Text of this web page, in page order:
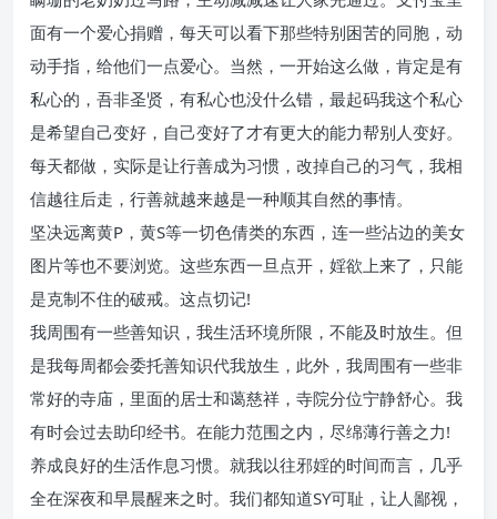
面有一个爱心捐赠，每天可以看下那些特别困苦的同胞，动
动手指，给他们一点爱心。当然，一开始这么做，肯定是有
私心的，吾非圣贤，有私心也没什么错，最起码我这个私心
是希望自己变好，自己变好了才有更大的能力帮别人变好。
每天都做，实际是让行善成为习惯，改掉自己的习气，我相
信越往后走，行善就越来越是一种顺其自然的事情。
坚决远离黄P，黄S等一切色倩类的东西，连一些沾边的美女
图片等也不要浏览。这些东西一旦点开，婬欲上来了，只能
是克制不住的破戒。这点切记!
我周围有一些善知识，我生活环境所限，不能及时放生。但
是我每周都会委托善知识代我放生，此外，我周围有一些非
常好的寺庙，里面的居士和蔼慈祥，寺院分位宁静舒心。我
有时会过去助印经书。在能力范围之内，尽绵薄行善之力!
养成良好的生活作息习惯。就我以往邪婬的时间而言，几乎
全在深夜和早晨醒来之时。我们都知道SY可耻，让人鄙视，